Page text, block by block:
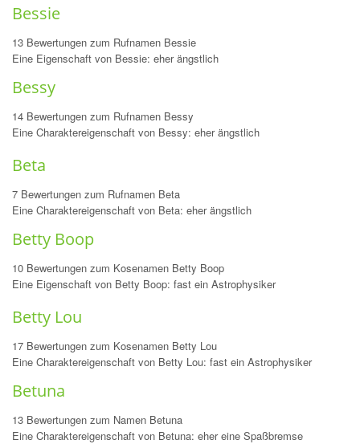
Bessie
13 Bewertungen zum Rufnamen Bessie
Eine Eigenschaft von Bessie: eher ängstlich
Bessy
14 Bewertungen zum Rufnamen Bessy
Eine Charaktereigenschaft von Bessy: eher ängstlich
Beta
7 Bewertungen zum Rufnamen Beta
Eine Charaktereigenschaft von Beta: eher ängstlich
Betty Boop
10 Bewertungen zum Kosenamen Betty Boop
Eine Eigenschaft von Betty Boop: fast ein Astrophysiker
Betty Lou
17 Bewertungen zum Kosenamen Betty Lou
Eine Charaktereigenschaft von Betty Lou: fast ein Astrophysiker
Betuna
13 Bewertungen zum Namen Betuna
Eine Charaktereigenschaft von Betuna: eher eine Spaßbremse